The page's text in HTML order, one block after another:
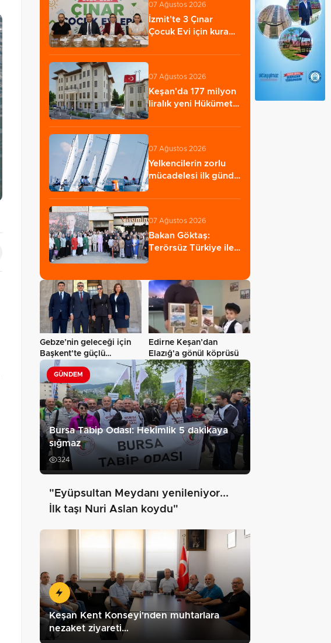
07 Ağustos 2026
İzmit'te 3 Çınar
Çocuk Evi için kura
gerçekleştirildi…
07 Ağustos 2026
Keşan'da 177 milyon
liralık yeni Hükümet
07 Ağustos 2026
Yelkencilerin zorlu
mücadelesi ilk günde
07 Ağustos 2026
Bakan Göktaş:
Terörsüz Türkiye ile
Gebze’nin geleceği için
Başkent'te güçlü
temaslar
Edirne Keşan’dan
Elazığ'a gönül köprüsü
GÜNDEM
Bursa Tabip Odası: Hekimlik 5 dakikaya
sığmaz
324
"Eyüpsultan Meydanı yenileniyor...
İlk taşı Nuri Aslan koydu"
Keşan Kent Konseyi'nden muhtarlara
nezaket ziyareti…